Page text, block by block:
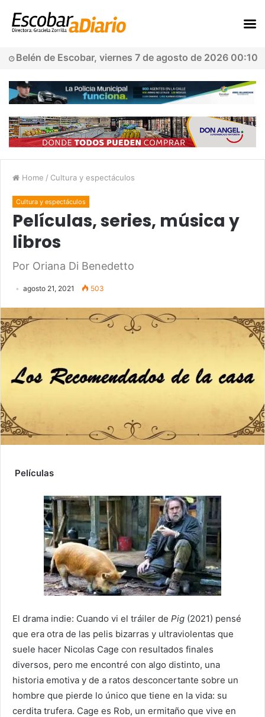
Belén de Escobar, viernes 7 de agosto de 2026 00:10
Home / Cultura y espectáculos
Cultura y espectáculos
Películas, series, música y
libros
Por Oriana Di Benedetto
agosto 21, 2021 503
Películas
El drama indie: Cuando vi el tráiler de Pig (2021) pensé
que era otra de las pelis bizarras y ultraviolentas que
suele hacer Nicolas Cage con resultados finales
diversos, pero me encontré con algo distinto, una
historia emotiva y de a ratos desconcertante sobre un
hombre que pierde lo único que tiene en la vida: su
cerdita trufera. Cage es Rob, un ermitaño que vive en